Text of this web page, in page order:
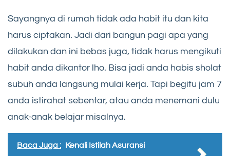
Sayangnya di rumah tidak ada habit itu dan kita
harus ciptakan. Jadi dari bangun pagi apa yang
dilakukan dan ini bebas juga, tidak harus mengikuti
habit anda dikantor lho. Bisa jadi anda habis sholat
subuh anda langsung mulai kerja. Tapi begitu jam 7
anda istirahat sebentar, atau anda menemani dulu
anak-anak belajar misalnya.
Baca Juga : Kenali Istilah Asuransi